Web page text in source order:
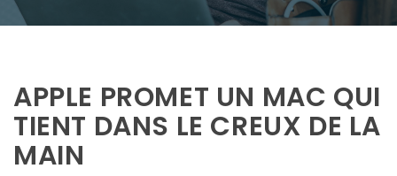
APPLE PROMET UN MAC QUI
TIENT DANS LE CREUX DE LA
MAIN